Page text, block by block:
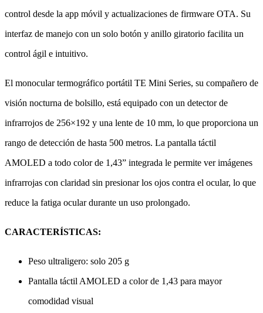
control desde la app móvil y actualizaciones de firmware OTA. Su
interfaz de manejo con un solo botón y anillo giratorio facilita un
control ágil e intuitivo.
El monocular termográfico portátil TE Mini Series, su compañero de
visión nocturna de bolsillo, está equipado con un detector de
infrarrojos de 256×192 y una lente de 10 mm, lo que proporciona un
rango de detección de hasta 500 metros. La pantalla táctil
AMOLED a todo color de 1,43” integrada le permite ver imágenes
infrarrojas con claridad sin presionar los ojos contra el ocular, lo que
reduce la fatiga ocular durante un uso prolongado.
CARACTERÍSTICAS:
Peso ultraligero: solo 205 g
Pantalla táctil AMOLED a color de 1,43 para mayor
comodidad visual